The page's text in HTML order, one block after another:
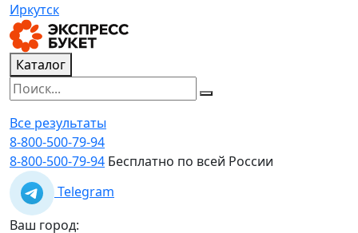
Иркутск
Каталог
Все результаты
8-800-500-79-94
8-800-500-79-94 Бесплатно по всей России
Telegram
Ваш город: